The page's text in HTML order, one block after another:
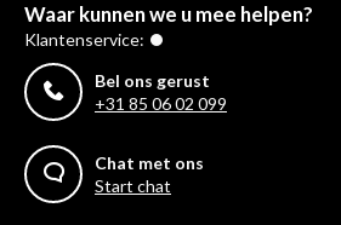
Waar kunnen we u mee helpen?
Klantenservice:
Bel ons gerust
+31 85 06 02 099
Chat met ons
Start chat